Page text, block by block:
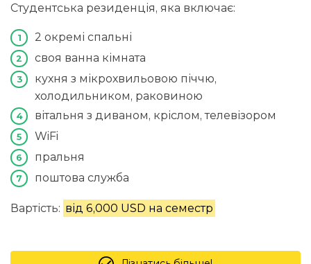
Студентська резиденція, яка включає:
2 окремі спальні
своя ванна кімната
кухня з мікрохвильовою піччю,
холодильником, раковиною
вітальня з диваном, кріслом, телевізором
WiFi
пральня
поштова служба
Вартість: від 6,000 USD на семестр